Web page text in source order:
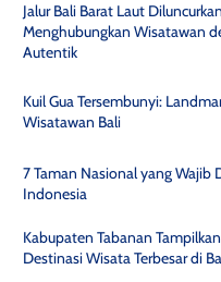
Jalur Bali Barat Laut
Menghubungkan Wisatawan
Autentik
Kuil Gua Tersembunyi:
Wisatawan Bali
7 Taman Nasional yang Wajib
Indonesia
Kabupaten Tabanan
Destinasi Wisata Terbesar di